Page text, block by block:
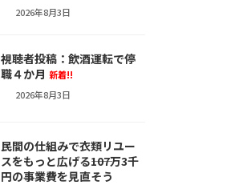
2026年8月3日
視聴者投稿：飲酒運転で停
職４か月 新着!!
2026年8月3日
民間の仕組みで衣類リユー
スをもっと広げる――107万3千
円の事業費を見直そう